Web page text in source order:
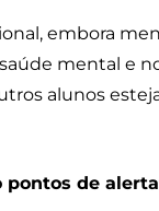
embora
mental e
alunos
pontos de